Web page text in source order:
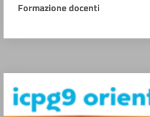
Formazione docenti